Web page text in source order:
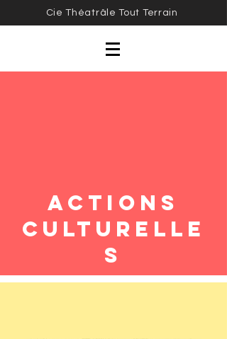
Cie Théatrâle Tout Terrain
Actions
Culturelle
s